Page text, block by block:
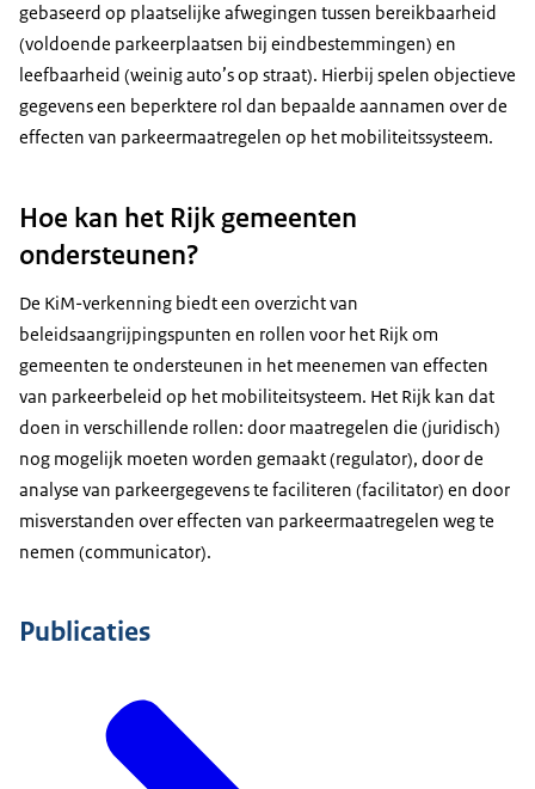
gebaseerd op plaatselijke afwegingen tussen bereikbaarheid
(voldoende parkeerplaatsen bij eindbestemmingen) en
leefbaarheid (weinig auto’s op straat). Hierbij spelen objectieve
gegevens een beperktere rol dan bepaalde aannamen over de
effecten van parkeermaatregelen op het mobiliteitssysteem.
Hoe kan het Rijk gemeenten
ondersteunen?
De KiM-verkenning biedt een overzicht van
beleidsaangrijpingspunten en rollen voor het Rijk om
gemeenten te ondersteunen in het meenemen van effecten
van parkeerbeleid op het mobiliteitsysteem. Het Rijk kan dat
doen in verschillende rollen: door maatregelen die (juridisch)
nog mogelijk moeten worden gemaakt (regulator), door de
analyse van parkeergegevens te faciliteren (facilitator) en door
misverstanden over effecten van parkeermaatregelen weg te
nemen (communicator).
Publicaties